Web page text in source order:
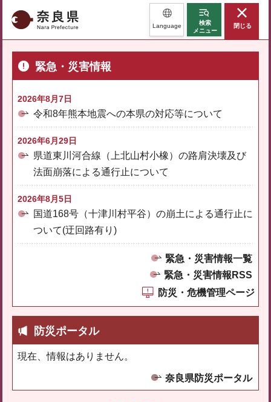
奈良県 Language
検索
メニュー
閉じる
緊急・災害情報
2026年8月7日
令和8年熊本地震への本県の対応等について
2026年6月29日
県道東川河合線（上北山村小橡）の路肩決壊及び
法面崩落による通行止について
2026年8月5日
国道168号（十津川村平谷）の崩土による通行止に
ついて(迂回路有り)
緊急・災害情報一覧
緊急・災害情報RSS
防災・危機管理ページ
防災ポータル
現在、情報はありません。
奈良県防災ポータル